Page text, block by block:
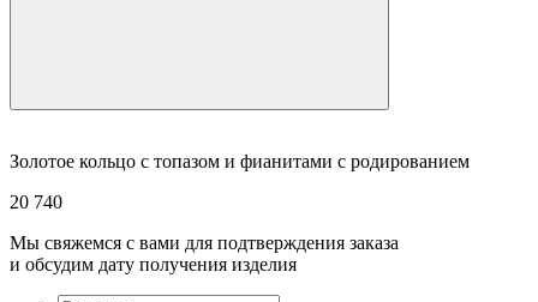
Золотое кольцо с топазом и фианитами с родированием
20 740
Мы свяжемся с вами для подтверждения заказа
и обсудим дату получения изделия